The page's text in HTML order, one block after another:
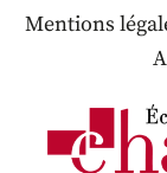
Mentions